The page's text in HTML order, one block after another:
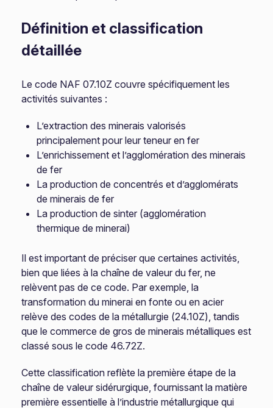
Définition et classification
détaillée
Le code NAF 07.10Z couvre spécifiquement les
activités suivantes :
L’extraction des minerais valorisés
principalement pour leur teneur en fer
L’enrichissement et l’agglomération des minerais
de fer
La production de concentrés et d’agglomérats
de minerais de fer
La production de sinter (agglomération
thermique de minerai)
Il est important de préciser que certaines activités,
bien que liées à la chaîne de valeur du fer, ne
relèvent pas de ce code. Par exemple, la
transformation du minerai en fonte ou en acier
relève des codes de la métallurgie (24.10Z), tandis
que le commerce de gros de minerais métalliques est
classé sous le code 46.72Z.
Cette classification reflète la première étape de la
chaîne de valeur sidérurgique, fournissant la matière
première essentielle à l’industrie métallurgique qui